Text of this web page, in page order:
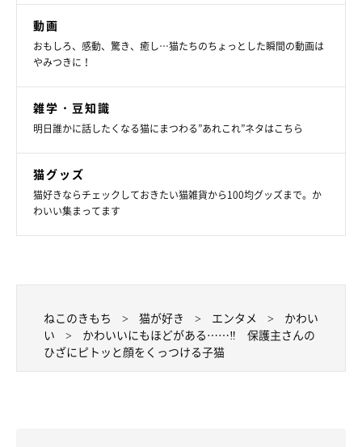
動画
おもしろ、感動、驚き、癒し…猫たちのちょっとした瞬間の動画は
やみつきに！
雑学・豆知識
明日誰かに話したくなる猫にまつわる”あれこれ”ネタはこちら
猫グッズ
猫好きならチェックしておきたい猫雑貨から100均グッズまで。か
わいい集まってます
ねこのきもち 猫が好き エンタメ
かわい
い
かわいいにもほどがある……‼ 保護主さんの
ひざにピトッと顔をくっつける子猫